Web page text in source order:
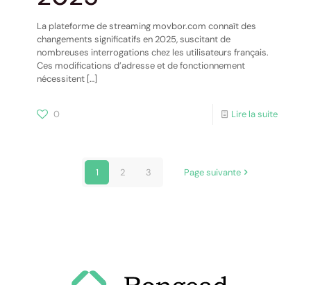
La plateforme de streaming movbor.com connaît des
changements significatifs en 2025, suscitant de
nombreuses interrogations chez les utilisateurs français.
Ces modifications d’adresse et de fonctionnement
nécessitent […]
0 Lire la suite
1 2 3 Page suivante